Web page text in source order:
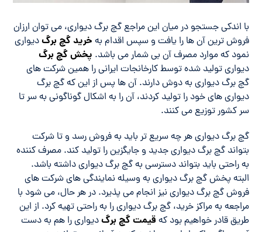
با اندکی جستجو در میان این مراجع گچ برگ دیواری، می توان ارزان
فروش ترین آن ها را یافت و سپس اقدام به خرید گچ برگدیواری
نمود که موارد مصرف آن بی شمار می باشد. پخش گچ برگ
دیواری تولید شده توسط کارخانجات ایرانی را همین شرکت های
گچ برگ دیواری به دوش دارند. آن ها پس از این که گچ برگ
دیواری های خود را تولید کردند، آن را به اشکال گوناگونی به سر تا
سر کشور توزیع می کنند.
گچ برگ دیواری هر چه سریع تر باید به فروش رسد و تا شرکت
بتواند گچ برگ دیواری جدید و جایگزین را تولید کند. مصرف کننده
به راحتی باید بتواند دسترسی به گچ برگ دیواری داشته باشد.
البته پخش گچ برگ دیواری به وسیله نمایندگی های شرکت های
فروش گچ برگ دیواری نیز انجام می پذیرد. در هر حال، می شود با
مراجعه به مراکز خرید، گچ برگ دیواری را به راحتی تهیه کرد. از این
طریق قادر خواهیم بود که قیمت گچ برگدیواری را هم به دست